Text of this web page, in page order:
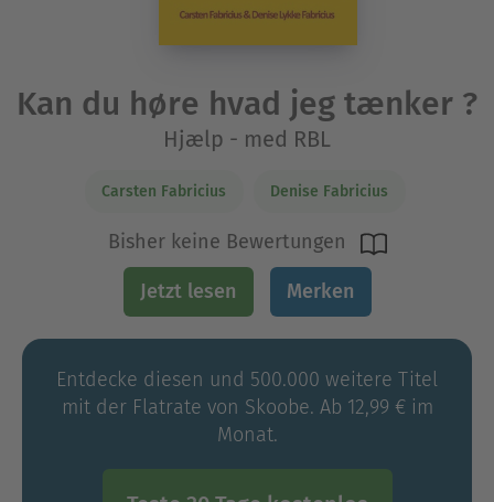
Kan du høre hvad jeg tænker ?
Hjælp - med RBL
Carsten Fabricius Denise Fabricius
Bisher keine Bewertungen
Jetzt lesen Merken
Entdecke diesen und 500.000 weitere Titel
mit der Flatrate von Skoobe. Ab 12,99 € im
Monat.